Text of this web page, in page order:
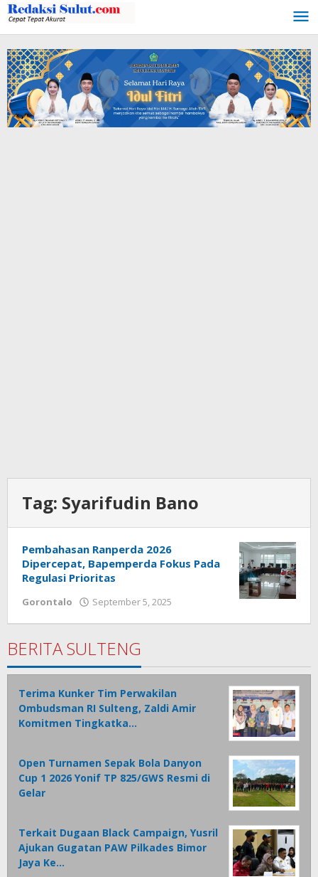
Lewati
ke
konten
Tag: Syarifudin Bano
Pembahasan Ranperda 2026
Dipercepat, Bapemperda Fokus Pada
Regulasi Prioritas
Gorontalo September 5, 2025
BERITA SULTENG
Terima Kunker Tim Perwakilan
Ombudsman RI Sulteng, Zaldi Amir
Komitmen Tingkatka…
Open Turnamen Sepak Bola Danyon
Cup 1 2026 Yonif TP 825/GWS Resmi di
Gelar
Terkait Dugaan Black Campaign, Yusril
Ajukan Gugatan PAW Pilkades Bimor
Jaya Ke…